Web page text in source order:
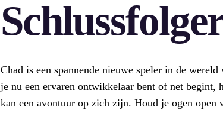
Chad is een spannende nieuwe speler in de
je nu een ervaren ontwikkelaar bent of net begint,
kan een avontuur op zich zijn. Houd je ogen